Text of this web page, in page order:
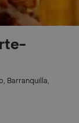
Barranquilla,